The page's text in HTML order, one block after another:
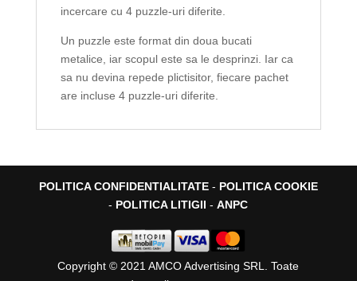
incercare cu 4 puzzle-uri diferite.
Un puzzle este format din doua bucati
metalice, iar scopul este sa le desprinzi. Iar ca
sa nu devina repede plictisitor, fiecare pachet
are incluse 4 puzzle-uri diferite.
POLITICA CONFIDENTIALITATE- POLITICA COOKIE
- POLITICA LITIGII -ANPC
Copyright © 2021 AMCO Advertising SRL. Toate